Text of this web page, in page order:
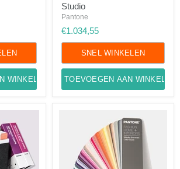
WINKELWAGEN
Guide
Studio
Studio
Pantone
€1.034,55
SNEL WINKELEN
TOEVOEGEN AAN